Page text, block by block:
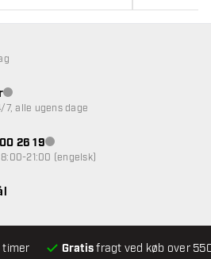
timer Gratisfragt ved køb over
Kundeservice ikke tilgængelig
alle ugens dage
26 19Kundeservice ikke tilgængelig
21:00 (engelsk)